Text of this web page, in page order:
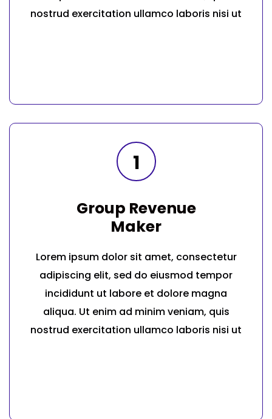
nostrud exercitation ullamco laboris nisi ut
1
Group Revenue
Maker
Lorem ipsum dolor sit amet, consectetur
adipiscing elit, sed do eiusmod tempor
incididunt ut labore et dolore magna
aliqua. Ut enim ad minim veniam, quis
nostrud exercitation ullamco laboris nisi ut